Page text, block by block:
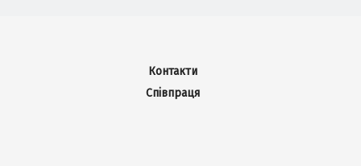
Контакти
Співпраця